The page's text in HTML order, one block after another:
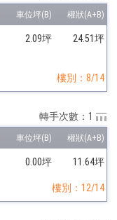
2.09坪 24.51坪
樓別：8/14
0.00坪 11.64坪
樓別：12/14
轉手次數：1